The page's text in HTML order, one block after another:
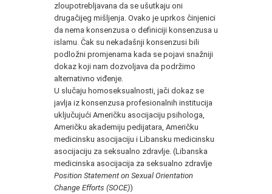
zloupotrebljavana da se ušutkaju oni
drugačijeg mišljenja. Ovako je uprkos činjenici
da nema konsenzusa o definiciji konsenzusa u
islamu. Čak su nekadašnji konsenzusi bili
podložni promjenama kada se pojavi snažniji
dokaz koji nam dozvoljava da podržimo
alternativno viđenje.
U slučaju homoseksualnosti, jači dokaz se
javlja iz konsenzusa profesionalnih institucija
uključujući Američku asocijaciju psihologa,
Američku akademiju pedijatara, Američku
medicinsku asocijaciju i Libansku medicinsku
asocijaciju za seksualno zdravlje. (Libanska
medicinska asocijacija za seksualno zdravlje
Position Statement on Sexual Orientation
Change Efforts (SOCE))